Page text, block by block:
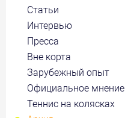
Статьи
Интервью
Пресса
Вне корта
Зарубежный опыт
Официальное мнение
Теннис на колясках